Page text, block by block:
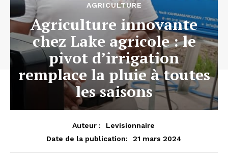
AGRICULTURE
Agriculture innovante
chez Lake agricole : le
pivot d’irrigation
remplace la pluie à toutes
les saisons
Auteur :
Levisionnaire
Date de la publication:
21 mars 2024